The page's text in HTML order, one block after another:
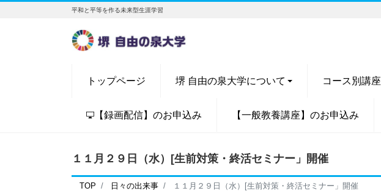
平和と平等を作る未来型生涯学習
トップページ 堺 自由の泉大学について コース別講座
【録画配信】のお申込み 【一般教養講座】のお申込み
１１月２９日（水）[生前対策・終活セミナー」開催
TOP 日々の出来事 １１月２９日（水）[生前対策・終活セミナー」開催